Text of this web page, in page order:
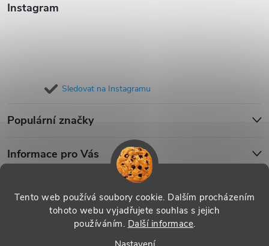
Tento web používá soubory cookie. Dalším procházením
tohoto webu vyjadřujete souhlas s jejich
používáním. Další informace.
Instagram
Sledovat na Instagramu
Populární značky
Informace pro Vás
Copyright 2026 . Všechna práva vyhrazena.